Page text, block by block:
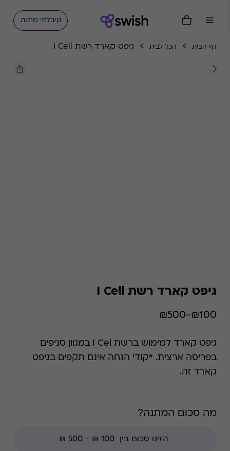
קיבלתי מתנה
דף הבית הכל לבית גיפט קארד רשת I Cell
גיפט קארד רשת I Cell
₪100-₪500
גיפט קארד למימוש ברשת I Cel במגוון סניפים
בפריסה ארצית. *קודי הנחה אינם תקפים בגיפט
קארד זה.
מה סכום המתנה?